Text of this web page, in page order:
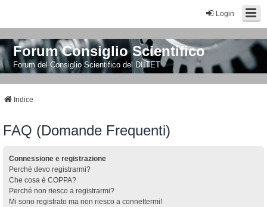
Login
Forum Consiglio Scientifico
Forum del Consiglio Scientifico del DIITET
Indice
FAQ (Domande Frequenti)
Connessione e registrazione
Perché devo registrarmi?
Che cosa è COPPA?
Perché non riesco a registrarmi?
Mi sono registrato ma non riesco a connettermi!